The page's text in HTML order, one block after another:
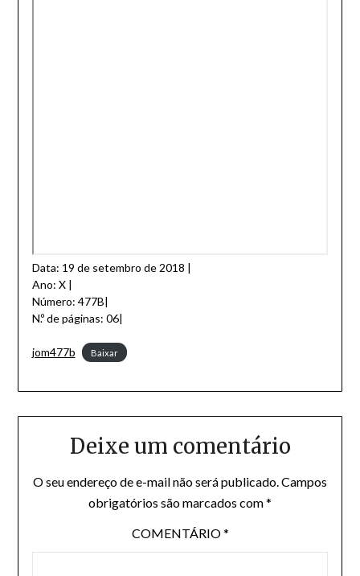
Data: 19 de setembro de 2018 |
Ano: X |
Número: 477B|
N.º de páginas: 06|
jom477b Baixar
Deixe um comentário
O seu endereço de e-mail não será publicado. Campos
obrigatórios são marcados com*
COMENTÁRIO*